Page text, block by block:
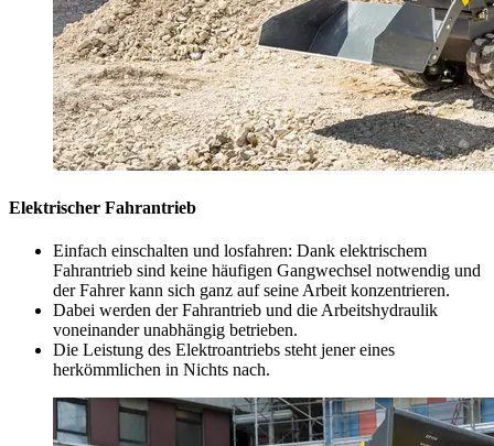
Elektrischer Fahrantrieb
Einfach einschalten und losfahren: Dank elektrischem
Fahrantrieb sind keine häufigen Gangwechsel notwendig und
der Fahrer kann sich ganz auf seine Arbeit konzentrieren.
Dabei werden der Fahrantrieb und die Arbeitshydraulik
voneinander unabhängig betrieben.
Die Leistung des Elektroantriebs steht jener eines
herkömmlichen in Nichts nach.